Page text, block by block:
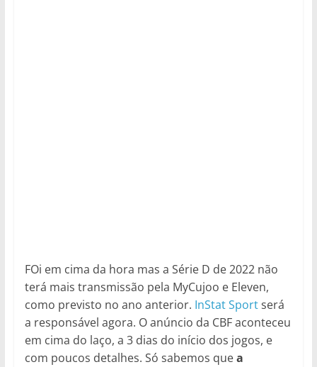
FOi em cima da hora mas a Série D de 2022 não
terá mais transmissão pela MyCujoo e Eleven,
como previsto no ano anterior. InStat Sportserá
a responsável agora. O anúncio da CBF aconteceu
em cima do laço, a 3 dias do início dos jogos, e
com poucos detalhes. Só sabemos quea